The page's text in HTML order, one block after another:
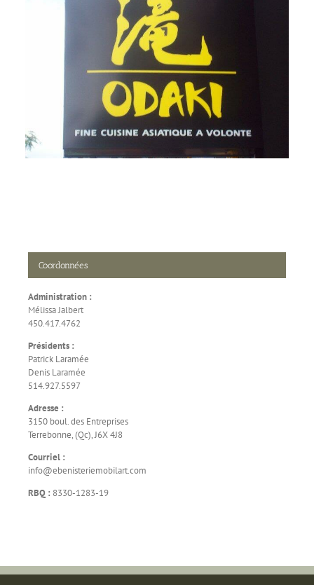
Coordonnées
Administration :
Mélissa Jalbert
450.417.4762
Présidents :
Patrick Laramée
Denis Laramée
514.927.5597
Adresse :
3150 boul. des Entreprises
Terrebonne, (Qc), J6X 4J8
Courriel :
info@ebenisteriemobilart.com
RBQ : 8330-1283-19